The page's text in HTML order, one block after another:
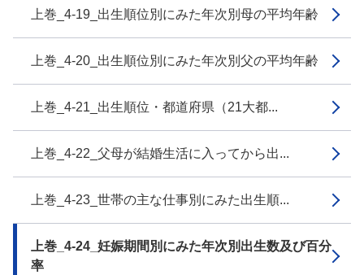
上巻_4-19_出生順位別にみた年次別母の平均年齢
上巻_4-20_出生順位別にみた年次別父の平均年齢
上巻_4-21_出生順位・都道府県（21大都...
上巻_4-22_父母が結婚生活に入ってから出...
上巻_4-23_世帯の主な仕事別にみた出生順...
上巻_4-24_妊娠期間別にみた年次別出生数及び百分
率